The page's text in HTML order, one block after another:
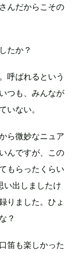
んだからこその
たか？
呼ばれるという
つも、みんなが
いない。
ら微妙なニュア
んですが、この
もらったくらい
出しましたけ
りました。ひょ
？
笛も楽しかった